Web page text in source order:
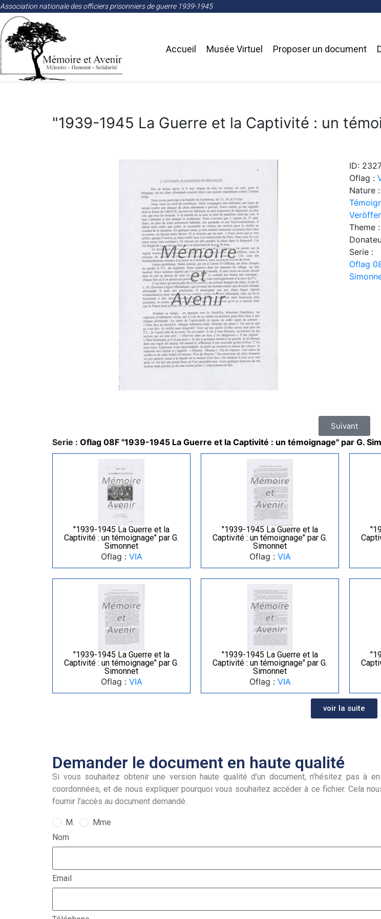
Association nationale des officiers prisonniers de guerre 1939-1945
Accueil Musée Virtuel Proposer un document
"1939-1945 La Guerre et la Captivité : un
ID:
Oflag :
Nature :
Theme :
Serie :
Oflag
Suivant
Serie : Oflag 08F "1939-1945 La Guerre et la Captivité : un témoignage" par G.
"1939-1945 La Guerre et la
Captivité : un témoignage" par G.
Simonnet
Oflag : VIA
"1939-1945 La Guerre et la
Captivité : un témoignage" par G.
Simonnet
Oflag : VIA
"1939-1945 La Guerre et la
Captivité : un témoignage" par G.
Simonnet
Oflag : VIA
"1939-1945 La Guerre et la
Captivité : un témoignage" par G.
Simonnet
Oflag : VIA
voir la suite
Demander le document en haute qualité
Si vous souhaitez obtenir une version haute qualité d’un document, n’hésitez pas
coordonnées, et de nous expliquer pourquoi vous souhaitez accéder à ce fichier. Cela
fournir l’accès au document demandé.
M.
Mme
Nom
Email